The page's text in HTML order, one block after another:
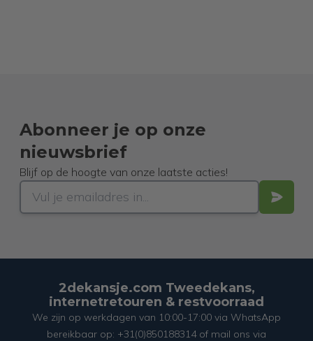
Abonneer je op onze
nieuwsbrief
Blijf op de hoogte van onze laatste acties!
2dekansje.com Tweedekans,
internetretouren & restvoorraad
We zijn op werkdagen van 10:00-17:00 via WhatsApp
bereikbaar op: +31(0)850188314 of mail ons via